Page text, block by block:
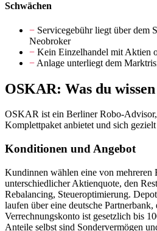
Schwächen
− Servicegebühr liegt über dem
Neobroker
− Kein Einzelhandel mit Aktien
− Anlage unterliegt dem
OSKAR: Was du
OSKAR ist ein Berliner Robo-
Komplettpaket anbietet und sich
Konditionen und Angebot
Kundinnen wählen eine von mehreren
unterschiedlicher Aktienquote, den
Rebalancing, Steueroptimierung.
laufen über eine deutsche
Verrechnungskonto ist gesetzlich bis
Anteile selbst sind Sondervermögen